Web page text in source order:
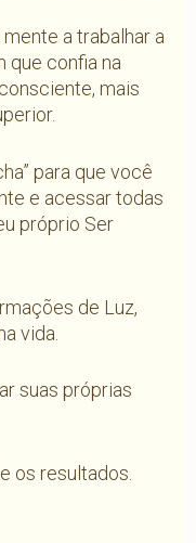
a trabalhar a
que confia na
mais
para que você
e acessar todas
próprio Ser
de Luz,
vida.
suas próprias
os resultados.